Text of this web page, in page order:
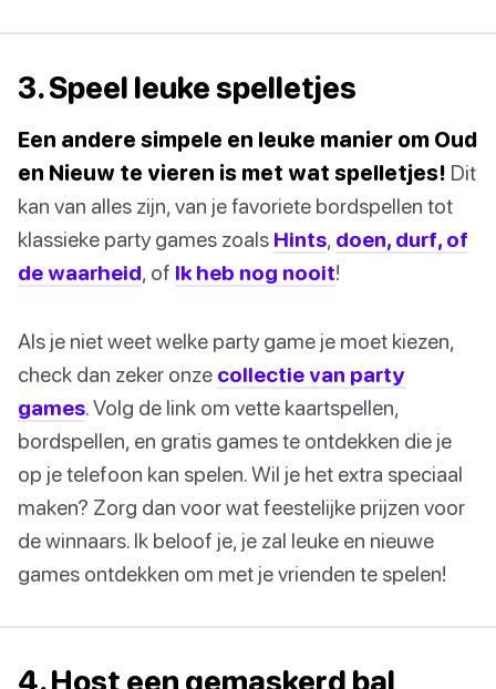
3. Speel leuke spelletjes
Een andere simpele en leuke manier om Oud
en Nieuw te vieren is met wat spelletjes! Dit
kan van alles zijn, van je favoriete bordspellen tot
klassieke party games zoals Hints, doen, durf, of
de waarheid, of Ik heb nog nooit!
Als je niet weet welke party game je moet kiezen,
check dan zeker onze collectie van party
games. Volg de link om vette kaartspellen,
bordspellen, en gratis games te ontdekken die je
op je telefoon kan spelen. Wil je het extra speciaal
maken? Zorg dan voor wat feestelijke prijzen voor
de winnaars. Ik beloof je, je zal leuke en nieuwe
games ontdekken om met je vrienden te spelen!
4. Host een gemaskerd bal